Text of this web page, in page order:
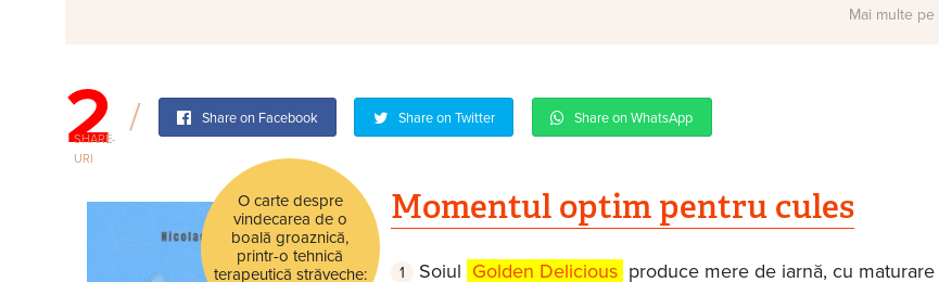
Mai multe
2
SHARE-
URI
Share on Facebook Share on Twitter Share on WhatsApp
O carte despre
vindecarea de o
boală groaznică,
printr-o tehnică
terapeutică străveche:
Momentul optim pentru cules
Soiul Golden Delicious produce mere de iarnă, cu maturare